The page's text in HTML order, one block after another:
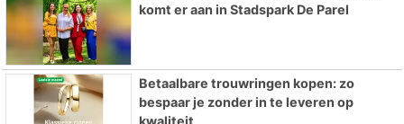
komt er aan in Stadspark De Parel
Betaalbare trouwringen kopen: zo
bespaar je zonder in te leveren op